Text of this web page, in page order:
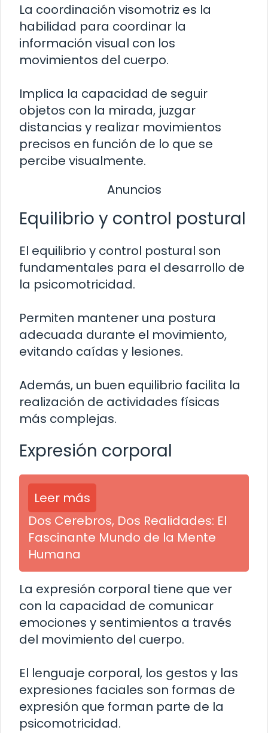
La coordinación visomotriz es la
habilidad para coordinar la
información visual con los
movimientos del cuerpo.
Implica la capacidad de seguir
objetos con la mirada, juzgar
distancias y realizar movimientos
precisos en función de lo que se
percibe visualmente.
Anuncios
Equilibrio y control postural
El equilibrio y control postural son
fundamentales para el desarrollo de
la psicomotricidad.
Permiten mantener una postura
adecuada durante el movimiento,
evitando caídas y lesiones.
Además, un buen equilibrio facilita la
realización de actividades físicas
más complejas.
Expresión corporal
Leer más
Dos Cerebros, Dos Realidades: El
Fascinante Mundo de la Mente
Humana
La expresión corporal tiene que ver
con la capacidad de comunicar
emociones y sentimientos a través
del movimiento del cuerpo.
El lenguaje corporal, los gestos y las
expresiones faciales son formas de
expresión que forman parte de la
psicomotricidad.